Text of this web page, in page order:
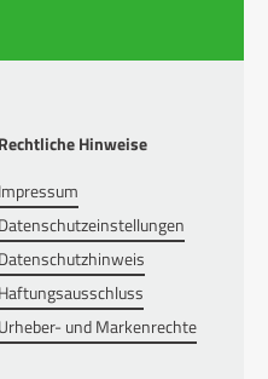
Rechtliche Hinweise
Impressum
Datenschutzeinstellungen
Datenschutzhinweis
Haftungsausschluss
Urheber- und Markenrechte